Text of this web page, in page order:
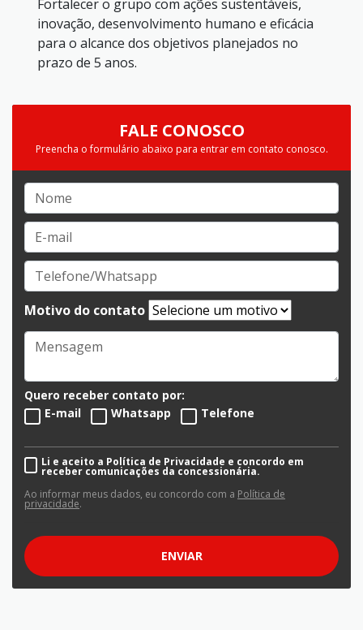
Fortalecer o grupo com ações sustentáveis,
inovação, desenvolvimento humano e eficácia
para o alcance dos objetivos planejados no
prazo de 5 anos.
FALE CONOSCO
Preencha o formulário abaixo para entrar em contato conosco.
Motivo do contato
Quero receber contato por:
E-mail
Whatsapp Telefone
Li e aceito a Política de Privacidade e concordo em
receber comunicações da concessionária.
Ao informar meus dados, eu concordo com a Política de
privacidade.
ENVIAR